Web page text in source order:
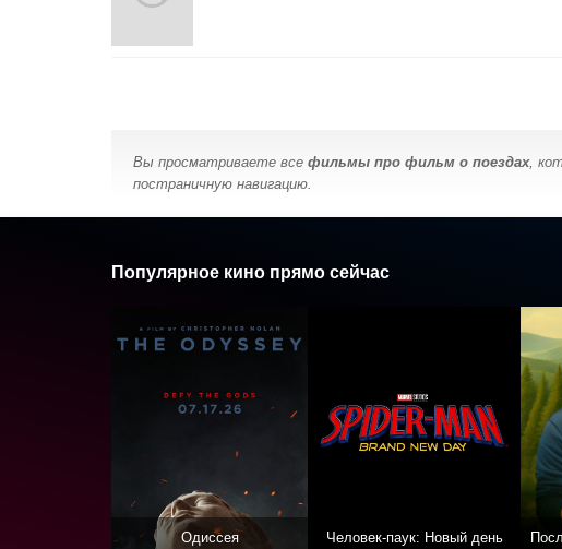
Вы просматриваете все фильмы про фильм о поездах,
постраничную навигацию.
Популярное кино прямо сейчас
Одиссея Человек-паук: Новый день